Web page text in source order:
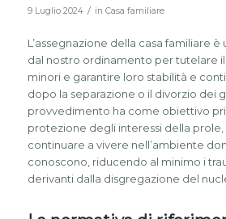
9 Luglio 2024 / in Casa familiare
L’assegnazione della casa familiare è
dal nostro ordinamento per tutelare
minori e garantire loro stabilità e
dopo la separazione o il divorzio dei
provvedimento ha come obiettivo
protezione degli interessi della
continuare a vivere nell’ambiente
conoscono, riducendo al minimo i
derivanti dalla disgregazione del